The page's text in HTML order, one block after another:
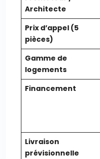
Architecte
Prix d’appel (5
pièces)
Gamme de
logements
Financement
Livraison
prévisionnelle